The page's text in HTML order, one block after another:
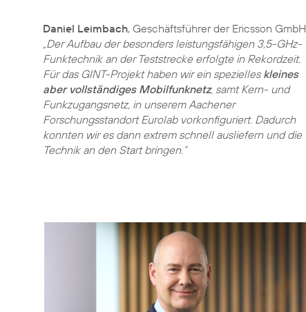
Daniel Leimbach, Geschäftsführer der Ericsson
„Der Aufbau der besonders leistungsfähigen 3,5-GHz-
Funktechnik an der Teststrecke erfolgte in Rekordzeit.
Für das GINT-Projekt haben wir ein spezielles kleines
aber vollständiges Mobilfunknetz, samt Kern- und
Funkzugangsnetz, in unserem Aachener
Forschungsstandort Eurolab vorkonfiguriert. Dadurch
konnten wir es dann extrem schnell ausliefern und die
Technik an den Start bringen.“